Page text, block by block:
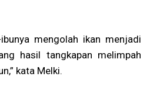
mengolah ikan menjadi
hasil tangkapan melimpah
kata Melki.